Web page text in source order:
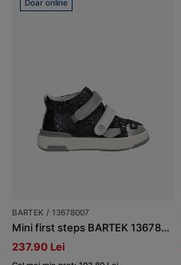
Doar online
BARTEK / 13678007
Mini first steps BARTEK 13678007, bleumarin-gri
237.90 Lei